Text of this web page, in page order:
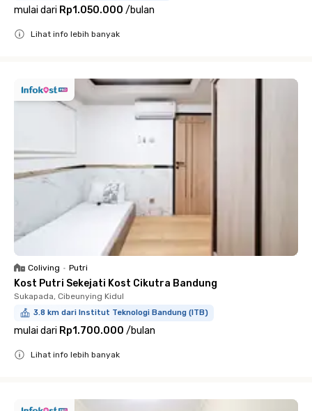
mulai dari Rp1.050.000 /bulan
Lihat info lebih banyak
Coliving • Putri
Kost Putri Sekejati Kost Cikutra Bandung
Sukapada, Cibeunying Kidul
3.8 km dari Institut Teknologi Bandung (ITB)
mulai dari Rp1.700.000 /bulan
Lihat info lebih banyak